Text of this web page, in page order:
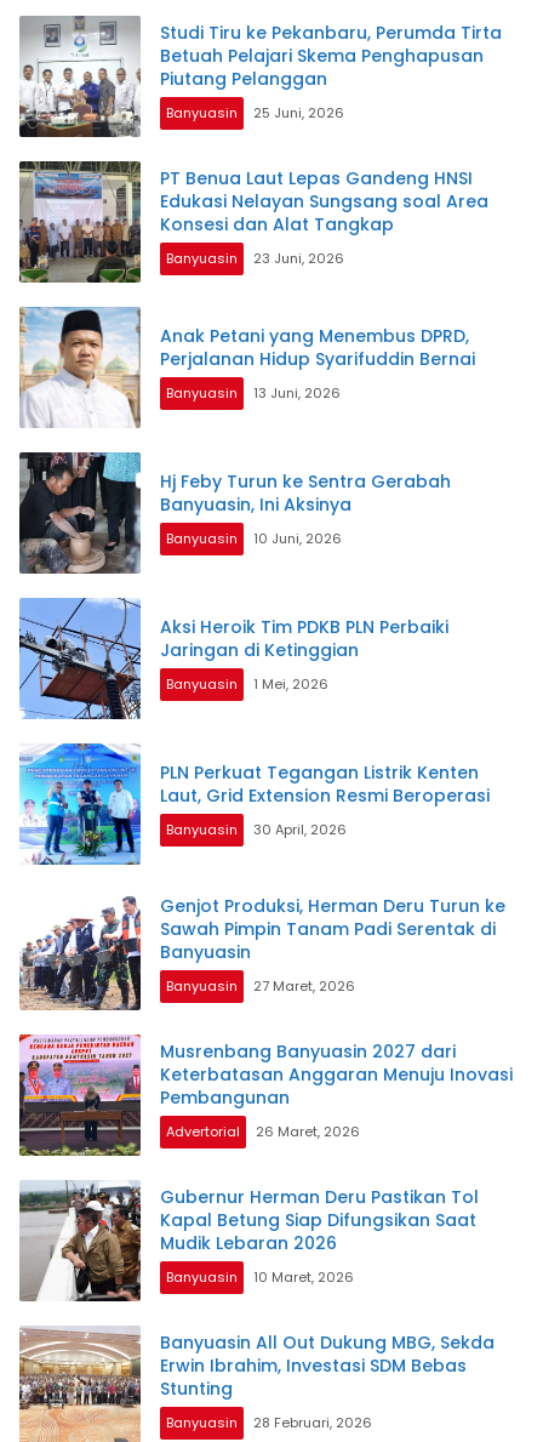
Studi Tiru ke Pekanbaru, Perumda Tirta
Betuah Pelajari Skema Penghapusan
Piutang Pelanggan
Banyuasin 25 Juni, 2026
PT Benua Laut Lepas Gandeng HNSI
Edukasi Nelayan Sungsang soal Area
Konsesi dan Alat Tangkap
Banyuasin 23 Juni, 2026
Anak Petani yang Menembus DPRD,
Perjalanan Hidup Syarifuddin Bernai
Banyuasin 13 Juni, 2026
Hj Feby Turun ke Sentra Gerabah
Banyuasin, Ini Aksinya
Banyuasin 10 Juni, 2026
Aksi Heroik Tim PDKB PLN Perbaiki
Jaringan di Ketinggian
Banyuasin 1 Mei, 2026
PLN Perkuat Tegangan Listrik Kenten
Laut, Grid Extension Resmi Beroperasi
Banyuasin 30 April, 2026
Genjot Produksi, Herman Deru Turun ke
Sawah Pimpin Tanam Padi Serentak di
Banyuasin
Banyuasin 27 Maret, 2026
Musrenbang Banyuasin 2027 dari
Keterbatasan Anggaran Menuju Inovasi
Pembangunan
Advertorial 26 Maret, 2026
Gubernur Herman Deru Pastikan Tol
Kapal Betung Siap Difungsikan Saat
Mudik Lebaran 2026
Banyuasin 10 Maret, 2026
Banyuasin All Out Dukung MBG, Sekda
Erwin Ibrahim, Investasi SDM Bebas
Stunting
Banyuasin 28 Februari, 2026